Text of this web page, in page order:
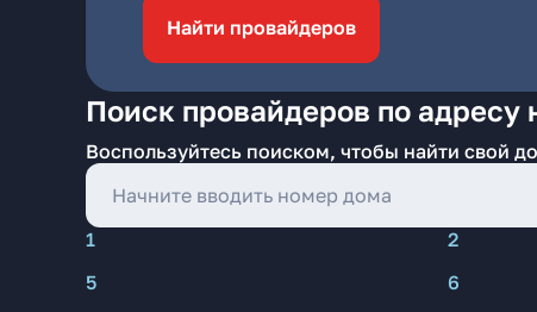
Найти провайдеров
Поиск провайдеров по
Воспользуйтесь поиском, чтобы найти свой
1 2
5
6